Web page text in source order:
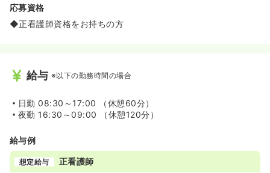
応募資格
◆正看護師資格をお持ちの方
給与 ※以下の勤務時間の場合
日勤 08:30～17:00 （休憩60分）
夜勤 16:30～09:00 （休憩120分）
給与例
想定給与 正看護師